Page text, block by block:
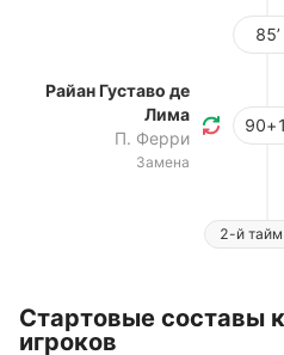
85’
Райан Густаво де
Лима
П. Ферри
Замена
2-й тайм
Стартовые составы
игроков